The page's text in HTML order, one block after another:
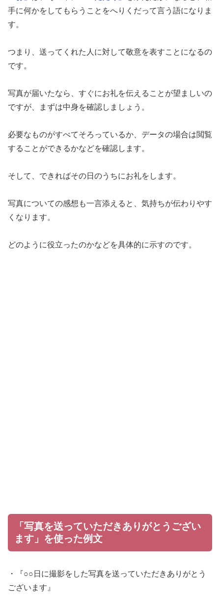
手に何かをしてもらうことをへりくだって言う語になりま
す。
つまり、送ってくれた人に対して敬意を表すことになるの
です。
写真が届いたなら、すぐにお礼を伝えることが望ましいの
ですが、まずは中身を確認しましょう。
必要なものがすべてそろっているか、データの場合は閲覧
することができるかなどを確認します。
そして、できればその日のうちにお礼をします。
写真についての感想も一言添えると、気持ちが伝わりやす
くなります。
どのように役立ったのかなどを具体的に示すのです。
「写真を送っていただきありがとうござい
ます」を使った例文
・『○○日に撮影をした写真を送っていただきありがとう
ございます』